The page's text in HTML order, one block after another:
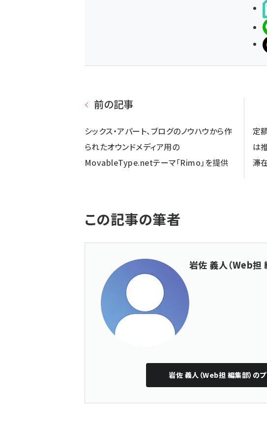
前の記事
シックス・アパート、ブログのノウハウから作
られたオウンドメディア用の
MovableType.netテーマ「Rimo」を提供
定
は
滞
この記事の筆者
岩佐 義人（Web担
岩佐 義人（Web担 編集部） の